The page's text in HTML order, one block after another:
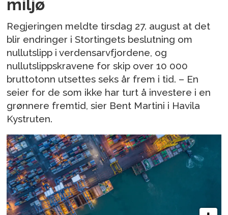
miljø
Regjeringen meldte tirsdag 27. august at det
blir endringer i Stortingets beslutning om
nullutslipp i verdensarvfjordene, og
nullutslippskravene for skip over 10 000
bruttotonn utsettes seks år frem i tid. – En
seier for de som ikke har turt å investere i en
grønnere fremtid, sier Bent Martini i Havila
Kystruten.